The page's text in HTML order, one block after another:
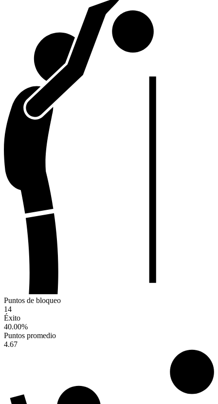
Puntos de bloqueo
14
Éxito
40.00%
Puntos promedio
4.67